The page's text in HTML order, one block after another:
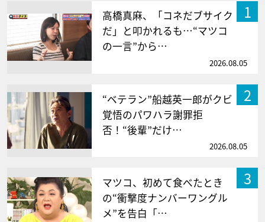
1
高橋真麻、「コネだブサイク
だ」と叩かれるも…“マツコ
の一言”から…
2026.08.05
2
“ベテラン”船越英一郎がクビ
覚悟のパワハラ謝罪拒
否！“後輩”だけ…
2026.08.05
3
マツコ、初めて食べたとき
の“衝撃度ナンバーワングル
メ”を告白「…